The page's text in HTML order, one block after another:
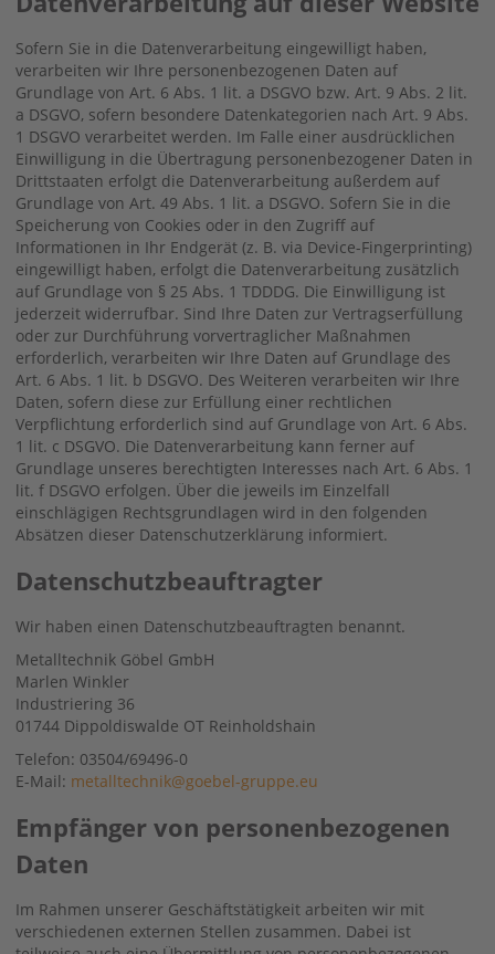
Sofern Sie in die Datenverarbeitung eingewilligt haben,
verarbeiten wir Ihre personenbezogenen Daten auf
Grundlage von Art. 6 Abs. 1 lit. a DSGVO bzw. Art. 9 Abs. 2 lit.
a DSGVO, sofern besondere Datenkategorien nach Art. 9 Abs.
1 DSGVO verarbeitet werden. Im Falle einer ausdrücklichen
Einwilligung in die Übertragung personenbezogener Daten in
Drittstaaten erfolgt die Datenverarbeitung außerdem auf
Grundlage von Art. 49 Abs. 1 lit. a DSGVO. Sofern Sie in die
Speicherung von Cookies oder in den Zugriff auf
Informationen in Ihr Endgerät (z. B. via Device-Fingerprinting)
eingewilligt haben, erfolgt die Datenverarbeitung zusätzlich
auf Grundlage von § 25 Abs. 1 TDDDG. Die Einwilligung ist
jederzeit widerrufbar. Sind Ihre Daten zur Vertragserfüllung
oder zur Durchführung vorvertraglicher Maßnahmen
erforderlich, verarbeiten wir Ihre Daten auf Grundlage des
Art. 6 Abs. 1 lit. b DSGVO. Des Weiteren verarbeiten wir Ihre
Daten, sofern diese zur Erfüllung einer rechtlichen
Verpflichtung erforderlich sind auf Grundlage von Art. 6 Abs.
1 lit. c DSGVO. Die Datenverarbeitung kann ferner auf
Grundlage unseres berechtigten Interesses nach Art. 6 Abs. 1
lit. f DSGVO erfolgen. Über die jeweils im Einzelfall
einschlägigen Rechtsgrundlagen wird in den folgenden
Absätzen dieser Datenschutzerklärung informiert.
Datenschutz­beauftragter
Wir haben einen Datenschutzbeauftragten benannt.
Metalltechnik Göbel GmbH
Marlen Winkler
Industriering 36
01744 Dippoldiswalde OT Reinholdshain
Telefon: 03504/69496-0
E-Mail: metalltechnik@goebel-gruppe.eu
Empfänger von personenbezogenen
Daten
Im Rahmen unserer Geschäftstätigkeit arbeiten wir mit
verschiedenen externen Stellen zusammen. Dabei ist